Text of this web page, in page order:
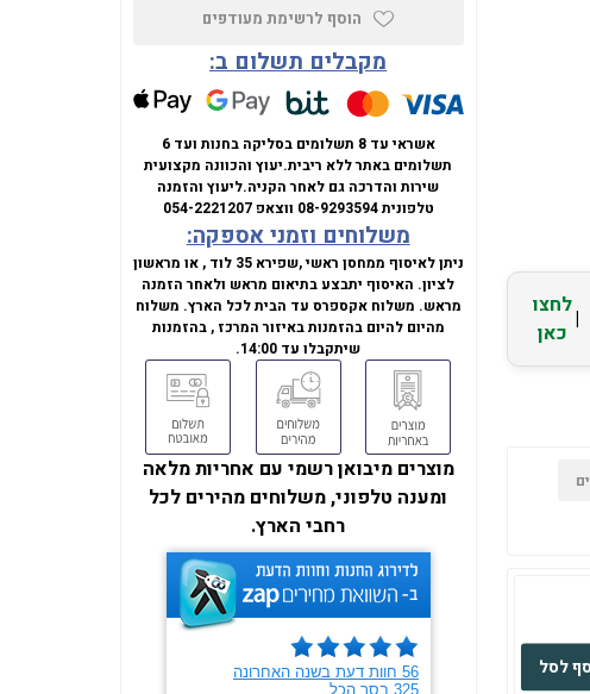
|לחצו
כאן
לסל
הוסף לרשימת מעודפים
מקבלים תשלום ב:
אשראי עד 8 תשלומים בסליקה בחנות ועד 6
תשלומים באתר ללא ריבית.יעוץ והכוונה מקצועית
שירות והדרכה גם לאחר הקניה.ליעוץ והזמנה
טלפונית08-9293594 ווצאפ054-2221207
משלוחים וזמני אספקה:
ניתן לאיסוף ממחסן ראשי ,שפירא 35 לוד , או מראשון
לציון. האיסוף יתבצע בתיאום מראש ולאחר הזמנה
מראש. משלוח אקספרס עד הבית לכל הארץ. משלוח
מהיום להיום בהזמנות באיזור המרכז , בהזמנות
שיתקבלו עד 14:00.
מוצרים מיבואן רשמי עם אחריות מלאה
ומענה טלפוני, משלוחים מהירים לכל
רחבי הארץ.